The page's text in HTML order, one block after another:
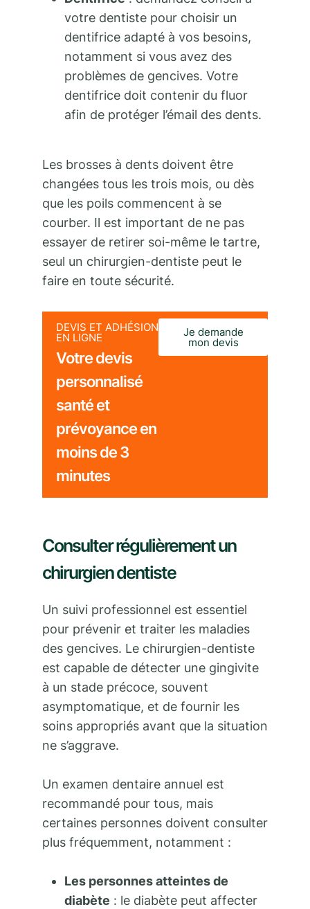
votre dentiste pour choisir un
dentifrice adapté à vos besoins,
notamment si vous avez des
problèmes de gencives. Votre
dentifrice doit contenir du fluor
afin de protéger l’émail des dents.
Les brosses à dents doivent être
changées tous les trois mois, ou dès
que les poils commencent à se
courber. Il est important de ne pas
essayer de retirer soi-même le tartre,
seul un chirurgien-dentiste peut le
faire en toute sécurité.
DEVIS ET ADHÉSION
EN LIGNE
Votre devis
personnalisé
santé et
prévoyance en
moins de 3
minutes
Je demande
mon devis
Consulter régulièrement un
chirurgien dentiste
Un suivi professionnel est essentiel
pour prévenir et traiter les maladies
des gencives. Le chirurgien-dentiste
est capable de détecter une gingivite
à un stade précoce, souvent
asymptomatique, et de fournir les
soins appropriés avant que la situation
ne s’aggrave.
Un examen dentaire annuel est
recommandé pour tous, mais
certaines personnes doivent consulter
plus fréquemment, notamment :
Les personnes atteintes de
diabète : le diabète peut affecter